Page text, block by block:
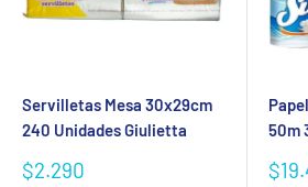
Servilletas Mesa 30x29cm
240 Unidades Giulietta
Precio
$2.290
50m